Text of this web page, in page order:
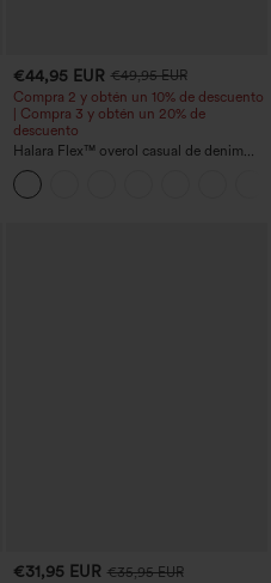
€44,95 EUR €49,95 EUR
Compra 2 y obtén un 10% de descuento
| Compra 3 y obtén un 20% de
descuento
Halara Flex™ overol casual de denim
lavado con escote en V y bolsillos
€31,95 EUR €35,95 EUR